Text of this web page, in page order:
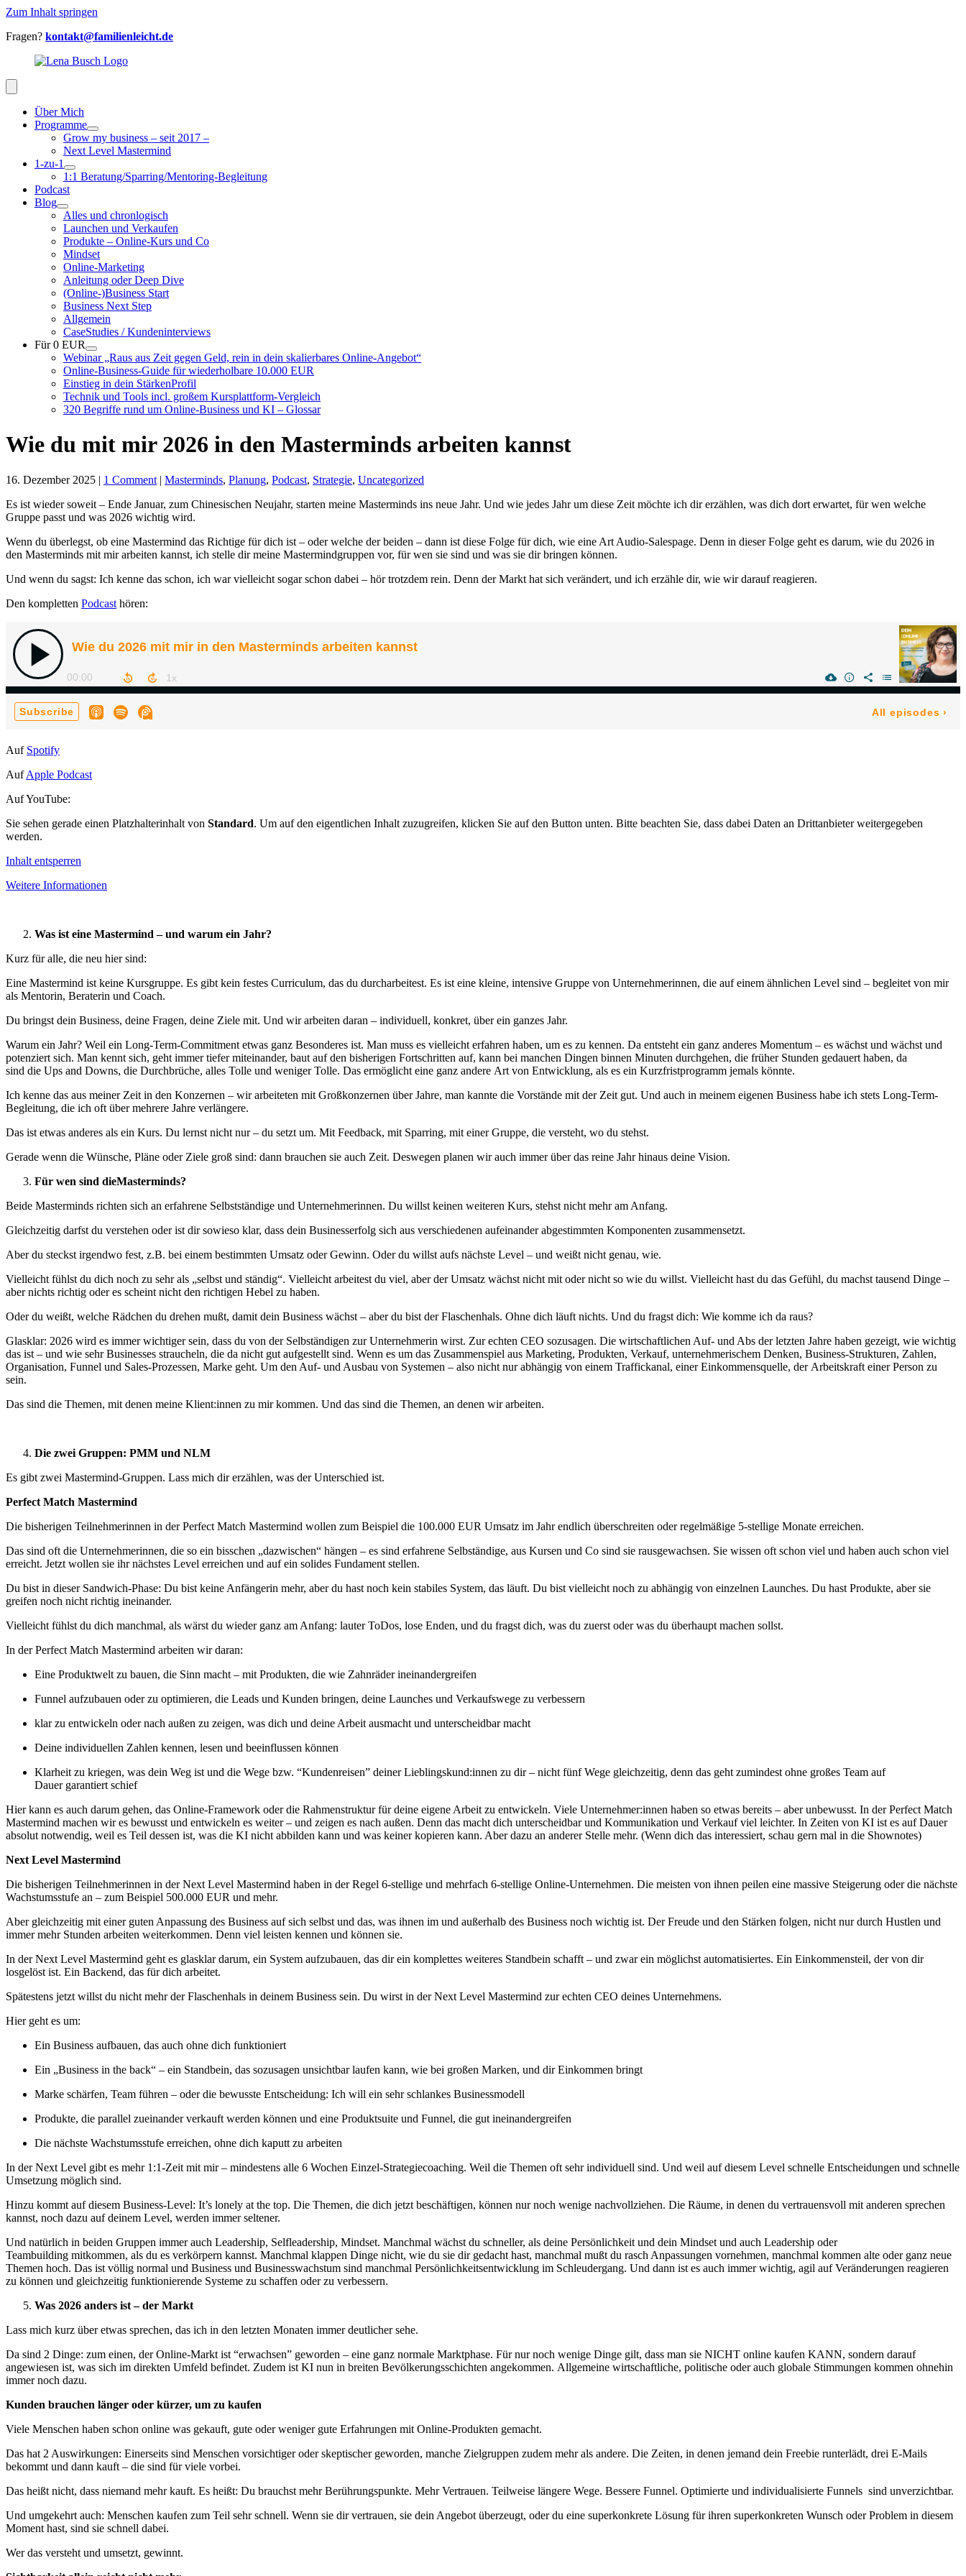
Zum Inhalt springen
Fragen? kontakt@familienleicht.de
Über Mich
Programme
Grow my business – seit 2017 –
Next Level Mastermind
1-zu-1
1:1 Beratung/Sparring/Mentoring-Begleitung
Podcast
Blog
Alles und chronlogisch
Launchen und Verkaufen
Produkte – Online-Kurs und Co
Mindset
Online-Marketing
Anleitung oder Deep Dive
(Online-)Business Start
Business Next Step
Allgemein
CaseStudies / Kundeninterviews
Für 0 EUR
Webinar „Raus aus Zeit gegen Geld, rein in dein skalierbares Online-Angebot“
Online-Business-Guide für wiederholbare 10.000 EUR
Einstieg in dein StärkenProfil
Technik und Tools incl. großem Kursplattform-Vergleich
320 Begriffe rund um Online-Business und KI – Glossar
Wie du mit mir 2026 in den Masterminds arbeiten kannst
16. Dezember 2025 | 1 Comment | Masterminds, Planung, Podcast, Strategie, Uncategorized
Es ist wieder soweit – Ende Januar, zum Chinesischen Neujahr, starten meine Masterminds ins neue Jahr. Und wie jedes Jahr um diese Zeit möchte ich dir erzählen, was dich dort erwartet, für wen welche
Gruppe passt und was 2026 wichtig wird.
Wenn du überlegst, ob eine Mastermind das Richtige für dich ist – oder welche der beiden – dann ist diese Folge für dich, wie eine Art Audio-Salespage. Denn in dieser Folge geht es darum, wie du 2026 in
den Masterminds mit mir arbeiten kannst, ich stelle dir meine Mastermindgruppen vor, für wen sie sind und was sie dir bringen können.
Und wenn du sagst: Ich kenne das schon, ich war vielleicht sogar schon dabei – hör trotzdem rein. Denn der Markt hat sich verändert, und ich erzähle dir, wie wir darauf reagieren.
Den kompletten Podcast hören:
Auf Spotify
AufApple Podcast
Auf YouTube:
Sie sehen gerade einen Platzhalterinhalt von Standard. Um auf den eigentlichen Inhalt zuzugreifen, klicken Sie auf den Button unten. Bitte beachten Sie, dass dabei Daten an Drittanbieter weitergegeben
werden.
Inhalt entsperren
Weitere Informationen
Was ist eine Mastermind – und warum ein Jahr?
Kurz für alle, die neu hier sind:
Eine Mastermind ist keine Kursgruppe. Es gibt kein festes Curriculum, das du durcharbeitest. Es ist eine kleine, intensive Gruppe von Unternehmerinnen, die auf einem ähnlichen Level sind – begleitet von mir
als Mentorin, Beraterin und Coach.
Du bringst dein Business, deine Fragen, deine Ziele mit. Und wir arbeiten daran – individuell, konkret, über ein ganzes Jahr.
Warum ein Jahr? Weil ein Long-Term-Commitment etwas ganz Besonderes ist. Man muss es vielleicht erfahren haben, um es zu kennen. Da entsteht ein ganz anderes Momentum – es wächst und wächst und
potenziert sich. Man kennt sich, geht immer tiefer miteinander, baut auf den bisherigen Fortschritten auf, kann bei manchen Dingen binnen Minuten durchgehen, die früher Stunden gedauert haben, da
sind die Ups and Downs, die Durchbrüche, alles Tolle und weniger Tolle. Das ermöglicht eine ganz andere Art von Entwicklung, als es ein Kurzfristprogramm jemals könnte.
Ich kenne das aus meiner Zeit in den Konzernen – wir arbeiteten mit Großkonzernen über Jahre, man kannte die Vorstände mit der Zeit gut. Und auch in meinem eigenen Business habe ich stets Long-Term-
Begleitung, die ich oft über mehrere Jahre verlängere.
Das ist etwas anderes als ein Kurs. Du lernst nicht nur – du setzt um. Mit Feedback, mit Sparring, mit einer Gruppe, die versteht, wo du stehst.
Gerade wenn die Wünsche, Pläne oder Ziele groß sind: dann brauchen sie auch Zeit. Deswegen planen wir auch immer über das reine Jahr hinaus deine Vision.
Für wen sind dieMasterminds?
Beide Masterminds richten sich an erfahrene Selbstständige und Unternehmerinnen. Du willst keinen weiteren Kurs, stehst nicht mehr am Anfang.
Gleichzeitig darfst du verstehen oder ist dir sowieso klar, dass dein Businesserfolg sich aus verschiedenen aufeinander abgestimmten Komponenten zusammensetzt.
Aber du steckst irgendwo fest, z.B. bei einem bestimmten Umsatz oder Gewinn. Oder du willst aufs nächste Level – und weißt nicht genau, wie.
Vielleicht fühlst du dich noch zu sehr als „selbst und ständig“. Vielleicht arbeitest du viel, aber der Umsatz wächst nicht mit oder nicht so wie du willst. Vielleicht hast du das Gefühl, du machst tausend Dinge –
aber nichts richtig oder es scheint nicht den richtigen Hebel zu haben.
Oder du weißt, welche Rädchen du drehen mußt, damit dein Business wächst – aber du bist der Flaschenhals. Ohne dich läuft nichts. Und du fragst dich: Wie komme ich da raus?
Glasklar: 2026 wird es immer wichtiger sein, dass du von der Selbständigen zur Unternehmerin wirst. Zur echten CEO sozusagen. Die wirtschaftlichen Auf- und Abs der letzten Jahre haben gezeigt, wie wichtig
das ist – und wie sehr Businesses straucheln, die da nicht gut aufgestellt sind. Wenn es um das Zusammenspiel aus Marketing, Produkten, Verkauf, unternehmerischem Denken, Business-Strukturen, Zahlen,
Organisation, Funnel und Sales-Prozessen, Marke geht. Um den Auf- und Ausbau von Systemen – also nicht nur abhängig von einem Traffickanal, einer Einkommensquelle, der Arbeitskraft einer Person zu
sein.
Das sind die Themen, mit denen meine Klient:innen zu mir kommen. Und das sind die Themen, an denen wir arbeiten.
Die zwei Gruppen: PMM und NLM
Es gibt zwei Mastermind-Gruppen. Lass mich dir erzählen, was der Unterschied ist.
Perfect Match Mastermind
Die bisherigen Teilnehmerinnen in der Perfect Match Mastermind wollen zum Beispiel die 100.000 EUR Umsatz im Jahr endlich überschreiten oder regelmäßige 5-stellige Monate erreichen.
Das sind oft die Unternehmerinnen, die so ein bisschen „dazwischen“ hängen – es sind erfahrene Selbständige, aus Kursen und Co sind sie rausgewachsen. Sie wissen oft schon viel und haben auch schon viel
erreicht. Jetzt wollen sie ihr nächstes Level erreichen und auf ein solides Fundament stellen.
Du bist in dieser Sandwich-Phase: Du bist keine Anfängerin mehr, aber du hast noch kein stabiles System, das läuft. Du bist vielleicht noch zu abhängig von einzelnen Launches. Du hast Produkte, aber sie
greifen noch nicht richtig ineinander.
Vielleicht fühlst du dich manchmal, als wärst du wieder ganz am Anfang: lauter ToDos, lose Enden, und du fragst dich, was du zuerst oder was du überhaupt machen sollst.
In der Perfect Match Mastermind arbeiten wir daran:
Eine Produktwelt zu bauen, die Sinn macht – mit Produkten, die wie Zahnräder ineinandergreifen
Funnel aufzubauen oder zu optimieren, die Leads und Kunden bringen, deine Launches und Verkaufswege zu verbessern
klar zu entwickeln oder nach außen zu zeigen, was dich und deine Arbeit ausmacht und unterscheidbar macht
Deine individuellen Zahlen kennen, lesen und beeinflussen können
Klarheit zu kriegen, was dein Weg ist und die Wege bzw. “Kundenreisen” deiner Lieblingskund:innen zu dir – nicht fünf Wege gleichzeitig, denn das geht zumindest ohne großes Team auf
Dauer garantiert schief
Hier kann es auch darum gehen, das Online-Framework oder die Rahmenstruktur für deine eigene Arbeit zu entwickeln. Viele Unternehmer:innen haben so etwas bereits – aber unbewusst. In der Perfect Match
Mastermind machen wir es bewusst und entwickeln es weiter – und zeigen es nach außen. Denn das macht dich unterscheidbar und Kommunikation und Verkauf viel leichter. In Zeiten von KI ist es auf Dauer
absolut notwendig, weil es Teil dessen ist, was die KI nicht abbilden kann und was keiner kopieren kann. Aber dazu an anderer Stelle mehr. (Wenn dich das interessiert, schau gern mal in die Shownotes)
Next Level Mastermind
Die bisherigen Teilnehmerinnen in der Next Level Mastermind haben in der Regel 6-stellige und mehrfach 6-stellige Online-Unternehmen. Die meisten von ihnen peilen eine massive Steigerung oder die nächste
Wachstumsstufe an – zum Beispiel 500.000 EUR und mehr.
Aber gleichzeitig mit einer guten Anpassung des Business auf sich selbst und das, was ihnen im und außerhalb des Business noch wichtig ist. Der Freude und den Stärken folgen, nicht nur durch Hustlen und
immer mehr Stunden arbeiten weiterkommen. Denn viel leisten kennen und können sie.
In der Next Level Mastermind geht es glasklar darum, ein System aufzubauen, das dir ein komplettes weiteres Standbein schafft – und zwar ein möglichst automatisiertes. Ein Einkommensteil, der von dir
losgelöst ist. Ein Backend, das für dich arbeitet.
Spätestens jetzt willst du nicht mehr der Flaschenhals in deinem Business sein. Du wirst in der Next Level Mastermind zur echten CEO deines Unternehmens.
Hier geht es um:
Ein Business aufbauen, das auch ohne dich funktioniert
Ein „Business in the back“ – ein Standbein, das sozusagen unsichtbar laufen kann, wie bei großen Marken, und dir Einkommen bringt
Marke schärfen, Team führen – oder die bewusste Entscheidung: Ich will ein sehr schlankes Businessmodell
Produkte, die parallel zueinander verkauft werden können und eine Produktsuite und Funnel, die gut ineinandergreifen
Die nächste Wachstumsstufe erreichen, ohne dich kaputt zu arbeiten
In der Next Level gibt es mehr 1:1-Zeit mit mir – mindestens alle 6 Wochen Einzel-Strategiecoaching. Weil die Themen oft sehr individuell sind. Und weil auf diesem Level schnelle Entscheidungen und schnelle
Umsetzung möglich sind.
Hinzu kommt auf diesem Business-Level: It’s lonely at the top. Die Themen, die dich jetzt beschäftigen, können nur noch wenige nachvollziehen. Die Räume, in denen du vertrauensvoll mit anderen sprechen
kannst, noch dazu auf deinem Level, werden immer seltener.
Und natürlich in beiden Gruppen immer auch Leadership, Selfleadership, Mindset. Manchmal wächst du schneller, als deine Persönlichkeit und dein Mindset und auch Leadership oder
Teambuilding mitkommen, als du es verkörpern kannst. Manchmal klappen Dinge nicht, wie du sie dir gedacht hast, manchmal mußt du rasch Anpassungen vornehmen, manchmal kommen alte oder ganz neue
Themen hoch. Das ist völlig normal und Business und Businesswachstum sind manchmal Persönlichkeitsentwicklung im Schleudergang. Und dann ist es auch immer wichtig, agil auf Veränderungen reagieren
zu können und gleichzeitig funktionierende Systeme zu schaffen oder zu verbessern.
Was 2026 anders ist – der Markt
Lass mich kurz über etwas sprechen, das ich in den letzten Monaten immer deutlicher sehe.
Da sind 2 Dinge: zum einen, der Online-Markt ist “erwachsen” geworden – eine ganz normale Marktphase. Für nur noch wenige Dinge gilt, dass man sie NICHT online kaufen KANN, sondern darauf
angewiesen ist, was sich im direkten Umfeld befindet. Zudem ist KI nun in breiten Bevölkerungsschichten angekommen. Allgemeine wirtschaftliche, politische oder auch globale Stimmungen kommen ohnehin
immer noch dazu.
Kunden brauchen länger oder kürzer, um zu kaufen
Viele Menschen haben schon online was gekauft, gute oder weniger gute Erfahrungen mit Online-Produkten gemacht.
Das hat 2 Auswirkungen: Einerseits sind Menschen vorsichtiger oder skeptischer geworden, manche Zielgruppen zudem mehr als andere. Die Zeiten, in denen jemand dein Freebie runterlädt, drei E-Mails
bekommt und dann kauft – die sind für viele vorbei.
Das heißt nicht, dass niemand mehr kauft. Es heißt: Du brauchst mehr Berührungspunkte. Mehr Vertrauen. Teilweise längere Wege. Bessere Funnel. Optimierte und individualisierte Funnels sind unverzichtbar.
Und umgekehrt auch: Menschen kaufen zum Teil sehr schnell. Wenn sie dir vertrauen, sie dein Angebot überzeugt, oder du eine superkonkrete Lösung für ihren superkonkreten Wunsch oder Problem in diesem
Moment hast, sind sie schnell dabei.
Wer das versteht und umsetzt, gewinnt.